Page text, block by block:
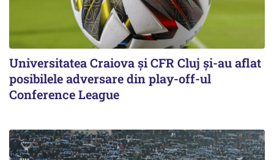
Universitatea Craiova și CFR Cluj și-au aflat
posibilele adversare din play-off-ul
Conference League